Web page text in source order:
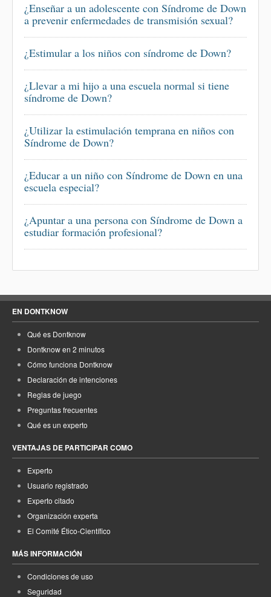
¿Enseñar a un adolescente con Síndrome de Down
a prevenir enfermedades de transmisión sexual?
¿Estimular a los niños con síndrome de Down?
¿Llevar a mi hijo a una escuela normal si tiene
síndrome de Down?
¿Utilizar la estimulación temprana en niños con
Síndrome de Down?
¿Educar a un niño con Síndrome de Down en una
escuela especial?
¿Apuntar a una persona con Síndrome de Down a
estudiar formación profesional?
EN DONTKNOW
Qué es Dontknow
Dontknow en 2 minutos
Cómo funciona Dontknow
Declaración de intenciones
Reglas de juego
Preguntas frecuentes
Qué es un experto
VENTAJAS DE PARTICIPAR COMO
Experto
Usuario registrado
Experto citado
Organización experta
El Comité Ético-Científico
MÁS INFORMACIÓN
Condiciones de uso
Seguridad